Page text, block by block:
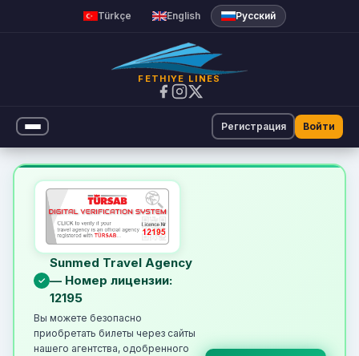
Türkçe English Русский
FETHIYE LINES
Регистрация Войти
Паромный билет онлайн |
Sunmed Travel Agency
— Номер лицензии:
12195
Вы можете безопасно
приобретать билеты через сайты
нашего агентства, одобренного